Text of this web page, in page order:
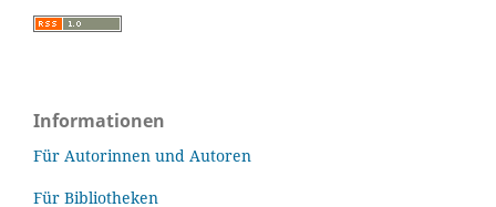
Informationen
Für Autorinnen und Autoren
Für Bibliotheken